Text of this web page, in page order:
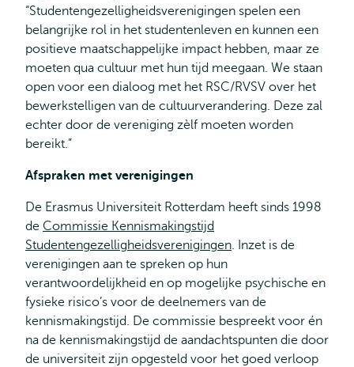
“Studentengezelligheidsverenigingen spelen een
belangrijke rol in het studentenleven en kunnen een
positieve maatschappelijke impact hebben, maar ze
moeten qua cultuur met hun tijd meegaan. We staan
open voor een dialoog met het RSC/RVSV over het
bewerkstelligen van de cultuurverandering. Deze zal
echter door de vereniging zèlf moeten worden
bereikt.”
Afspraken met verenigingen
De Erasmus Universiteit Rotterdam heeft sinds 1998
de Commissie Kennismakingstijd
Studentengezelligheidsverenigingen. Inzet is de
verenigingen aan te spreken op hun
verantwoordelijkheid en op mogelijke psychische en
fysieke risico’s voor de deelnemers van de
kennismakingstijd. De commissie bespreekt voor én
na de kennismakingstijd de aandachtspunten die door
de universiteit zijn opgesteld voor het goed verloop